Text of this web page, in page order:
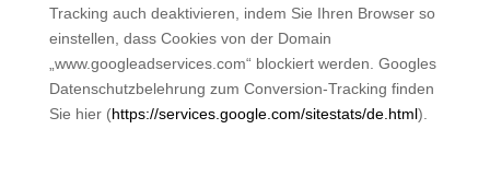
Tracking auch deaktivieren, indem Sie Ihren Browser so
einstellen, dass Cookies von der Domain
„www.googleadservices.com“ blockiert werden. Googles
Datenschutzbelehrung zum Conversion-Tracking finden
Sie hier (https://services.google.com/sitestats/de.html).